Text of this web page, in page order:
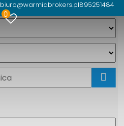
biuro@warmiabrokers.pl895251484
0